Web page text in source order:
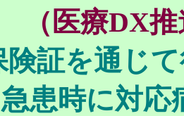
（医療DX
険証を通じ
患時に対応